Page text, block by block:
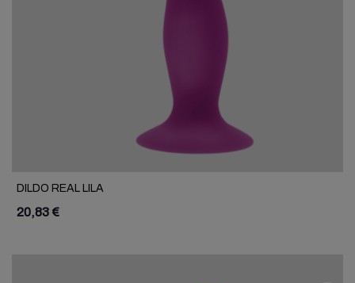
DILDO REAL LILA
20,83 €